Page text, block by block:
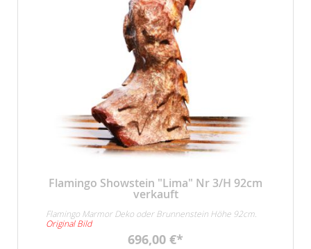
Flamingo Showstein "Lima" Nr 3/H 92cm
verkauft
Flamingo Marmor Deko oder Brunnenstein Höhe 92cm.
Original Bild
696,00 €